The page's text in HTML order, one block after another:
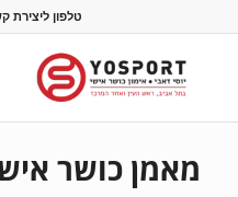
טלפון ליצירת
מאמן כושר